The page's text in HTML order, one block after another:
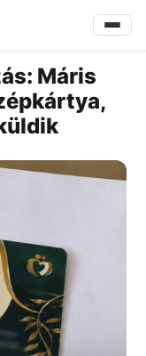
Máris